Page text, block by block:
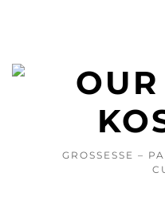
GROSSESSE –